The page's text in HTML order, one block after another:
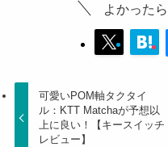
よかった
可愛いPOM軸タクタイ
ル：KTT Matchaが予想以
上に良い！【キースイッチ
レビュー】